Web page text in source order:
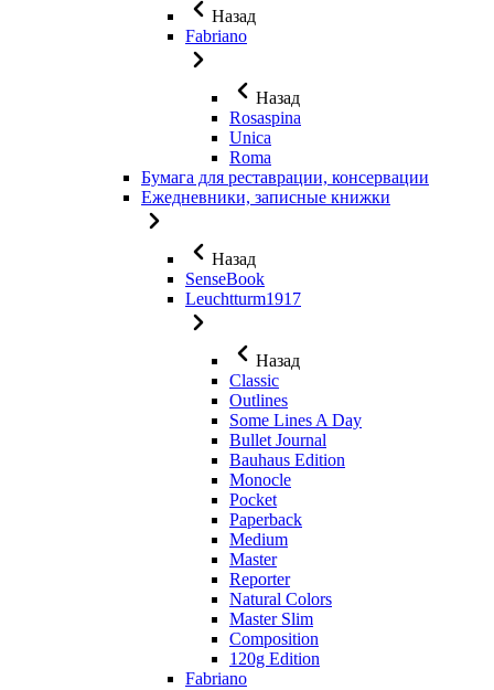
Назад
Fabriano
Назад
Rosaspina
Unica
Roma
Бумага для реставрации, консервации
Ежедневники, записные книжки
Назад
SenseBook
Leuchtturm1917
Назад
Classic
Outlines
Some Lines A Day
Bullet Journal
Bauhaus Edition
Monocle
Pocket
Paperback
Medium
Master
Reporter
Natural Colors
Master Slim
Composition
120g Edition
Fabriano